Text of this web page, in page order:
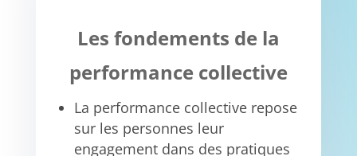
Les fondements de la
performance collective
La performance collective repose
sur les personnes leur
engagement dans des pratiques